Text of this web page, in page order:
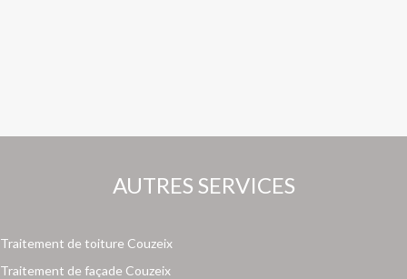
AUTRES SERVICES
Traitement de toiture Couzeix
Traitement de façade Couzeix